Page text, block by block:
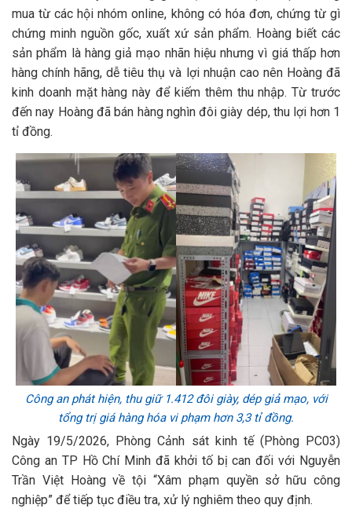
mua từ các hội nhóm online, không có hóa đơn, chứng từ gì
chứng minh nguồn gốc, xuất xứ sản phẩm. Hoàng biết các
sản phẩm là hàng giả mạo nhãn hiệu nhưng vì giá thấp hơn
hàng chính hãng, dễ tiêu thụ và lợi nhuận cao nên Hoàng đã
kinh doanh mặt hàng này để kiếm thêm thu nhập. Từ trước
đến nay Hoàng đã bán hàng nghìn đôi giày dép, thu lợi hơn 1
tỉ đồng.
Công an phát hiện, thu giữ 1.412 đôi giày, dép giả mạo, với
tổng trị giá hàng hóa vi phạm hơn 3,3 tỉ đồng.
Ngày 19/5/2026, Phòng Cảnh sát kinh tế (Phòng PC03)
Công an TP Hồ Chí Minh đã khởi tố bị can đối với Nguyễn
Trần Việt Hoàng về tội “Xâm phạm quyền sở hữu công
nghiệp” để tiếp tục điều tra, xử lý nghiêm theo quy định.